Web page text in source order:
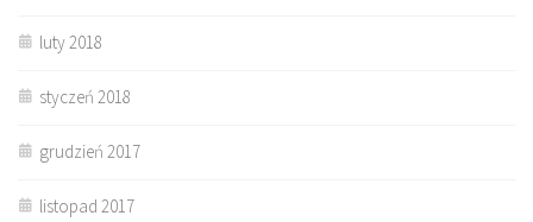
luty 2018
styczeń 2018
grudzień 2017
listopad 2017